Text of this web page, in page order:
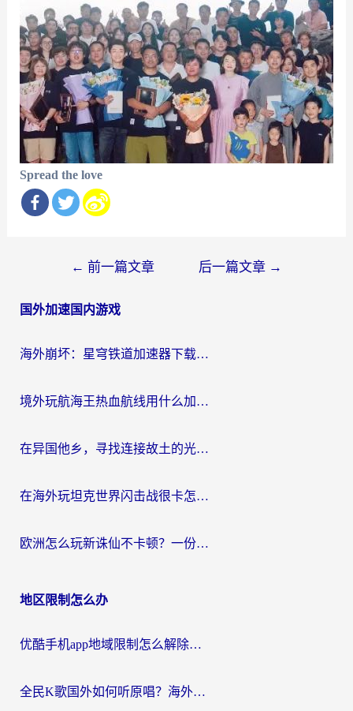
Spread the love
导
← 前一篇文章 后一篇文章 →
国外加速国内游戏
海外崩坏：星穹铁道加速器下载安装：一份给游子的终极网络指南
境外玩航海王热血航线用什么加速器？2026海外玩家实测最优方案（附欧洲问道堡垒前线加速技巧）
在异国他乡，寻找连接故土的光明大陆免费加速器
在海外玩坦克世界闪击战很卡怎么办？老玩家亲测有效的加速器选择指南
欧洲怎么玩新诛仙不卡顿？一份给海外游子的国服游戏畅玩指南
地区限制怎么办
优酷手机app地域限制怎么解除？海外党亲测有效的追剧方案
全民K歌国外如何听原唱？海外党亲测有效的回国加速器选择指南